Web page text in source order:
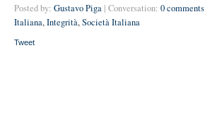
Posted by: Gustavo Piga | Conversation: 0 comments
Italiana,Integrità,Società Italiana
Tweet